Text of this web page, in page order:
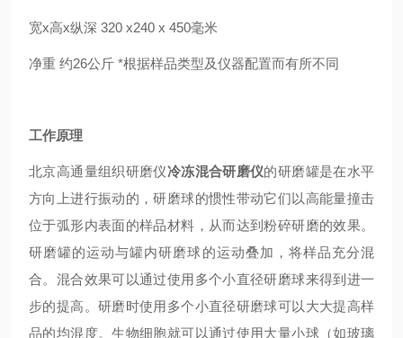
宽x高x纵深 320 x240 x 450毫米
净重 约26公斤 *根据样品类型及仪器配置而有所不同
工作原理
北京高通量组织研磨仪冷冻混合研磨仪的研磨罐是在水平
方向上进行振动的，研磨球的惯性带动它们以高能量撞击
位于弧形内表面的样品材料，从而达到粉碎研磨的效果。
研磨罐的运动与罐内研磨球的运动叠加，将样品充分混
合。混合效果可以通过使用多个小直径研磨球来得到进一
步的提高。研磨时使用多个小直径研磨球可以大大提高样
品的均混度。生物细胞就可以通过使用大量小球（如玻璃